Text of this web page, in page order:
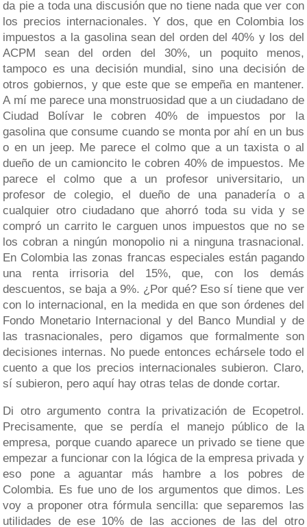
da pie a toda una discusión que no tiene nada que ver con
los precios internacionales. Y dos, que en Colombia los
impuestos a la gasolina sean del orden del 40% y los del
ACPM sean del orden del 30%, un poquito menos,
tampoco es una decisión mundial, sino una decisión de
otros gobiernos, y que este que se empeña en mantener.
A mí me parece una monstruosidad que a un ciudadano de
Ciudad Bolívar le cobren 40% de impuestos por la
gasolina que consume cuando se monta por ahí en un bus
o en un jeep. Me parece el colmo que a un taxista o al
dueño de un camioncito le cobren 40% de impuestos. Me
parece el colmo que a un profesor universitario, un
profesor de colegio, el dueño de una panadería o a
cualquier otro ciudadano que ahorró toda su vida y se
compró un carrito le carguen unos impuestos que no se
los cobran a ningún monopolio ni a ninguna trasnacional.
En Colombia las zonas francas especiales están pagando
una renta irrisoria del 15%, que, con los demás
descuentos, se baja a 9%. ¿Por qué? Eso sí tiene que ver
con lo internacional, en la medida en que son órdenes del
Fondo Monetario Internacional y del Banco Mundial y de
las trasnacionales, pero digamos que formalmente son
decisiones internas. No puede entonces echársele todo el
cuento a que los precios internacionales subieron. Claro,
sí subieron, pero aquí hay otras telas de donde cortar.
Di otro argumento contra la privatización de Ecopetrol.
Precisamente, que se perdía el manejo público de la
empresa, porque cuando aparece un privado se tiene que
empezar a funcionar con la lógica de la empresa privada y
eso pone a aguantar más hambre a los pobres de
Colombia. Es fue uno de los argumentos que dimos. Les
voy a proponer otra fórmula sencilla: que separemos las
utilidades de ese 10% de las acciones de las del otro